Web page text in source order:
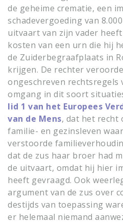
de geheime crematie, een
schadevergoeding van
uitvaart van zijn vader
kosten van een urn die hij
de Zuiderbegraafplaats in
krijgen. De rechter
ongeschreven rechtsregels
omgang in dit soort
lid 1 van het Europees
van de Mens, dat het recht
familie- en gezinsleven
verstoorde
dat de zus haar broer had
de uitvaart, omdat hij hier
heeft gevraagd. Ook
argument van de zus over
destijds van toepassing
er helemaal niemand